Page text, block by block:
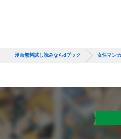
漫画無料試し読みならdブック 女性マンガ